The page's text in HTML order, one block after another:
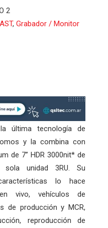
2
, Grabador / Monitor
última tecnología de
y la combina con
de 7” HDR 3000nit* de
unidad 3RU. Su
lo hace
vivo, vehículos de
de producción y MCR,
reproducción de